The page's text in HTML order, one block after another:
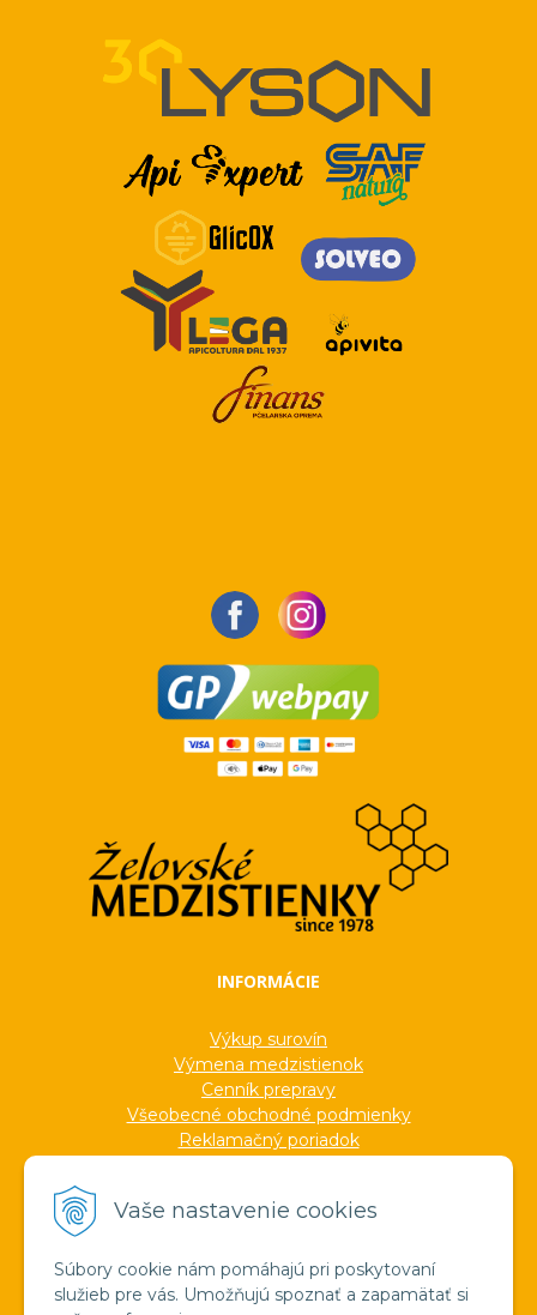
Vaše nastavenie cookies
Súbory cookie nám pomáhajú pri poskytovaní
služieb pre vás. Umožňujú spoznať a zapamätať si
INFORMÁCIE
Výkup surovín
Výmena medzistienok
Cenník prepravy
Všeobecné obchodné podmienky
Reklamačný poriadok
Formuláre
Ocenenia
Veľkoobchod